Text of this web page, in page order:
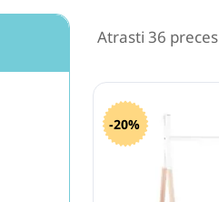
Atrasti 36 preces
-20%